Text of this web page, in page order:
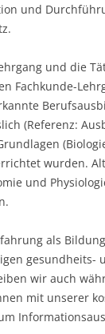
und
und die
Fachkunde-
(Referenz:
wurden.
und
als
gesundheits-
wir auch
mit unserer